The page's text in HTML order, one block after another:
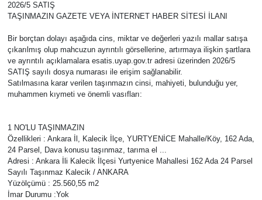
2026/5 SATIŞ
TAŞINMAZIN GAZETE VEYA İNTERNET HABER SİTESİ İLANI
Bir borçtan dolayı aşağıda cins, miktar ve değerleri yazılı mallar satışa
çıkarılmış olup mahcuzun ayrıntılı görsellerine, artırmaya ilişkin şartlara
ve ayrıntılı açıklamalara esatis.uyap.gov.tr adresi üzerinden 2026/5
SATIŞ sayılı dosya numarası ile erişim sağlanabilir.
Satılmasına karar verilen taşınmazın cinsi, mahiyeti, bulunduğu yer,
muhammen kıymeti ve önemli vasıfları:
1 NO'LU TAŞINMAZIN
Özellikleri : Ankara İl, Kalecik İlçe, YURTYENİCE Mahalle/Köy, 162 Ada,
24 Parsel, Dava konusu taşınmaz, tarıma el ...
Adresi : Ankara İli Kalecik İlçesi Yurtyenice Mahallesi 162 Ada 24 Parsel
Sayılı Taşınmaz Kalecik / ANKARA
Yüzölçümü : 25.560,55 m2
İmar Durumu :Yok
Eğitim
Ekonomi
Eleman
Emlak
Gündem
Gurme
Haber
Haber Arşivi